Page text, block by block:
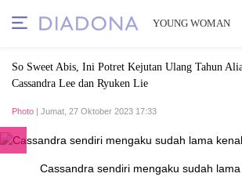
YOUNG WOMAN
So Sweet Abis, Ini Potret Kejutan Ulang Tahun
Cassandra Lee dan Ryuken Lie
Photo | Jumat, 27 Oktober 2023 17:33
Cassandra sendiri mengaku sudah